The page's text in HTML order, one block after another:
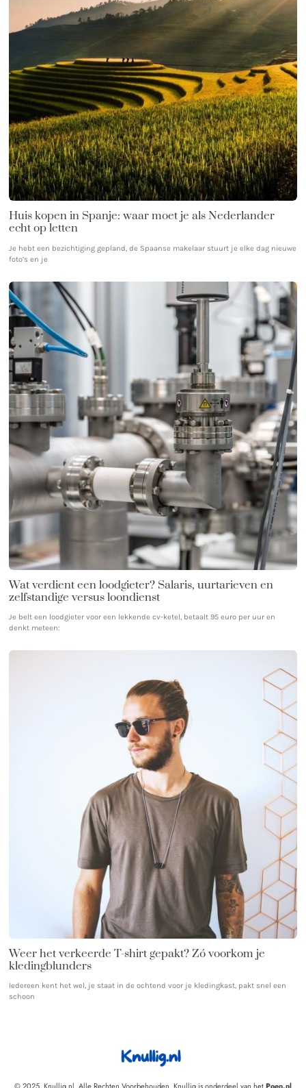
Huis kopen in Spanje: waar moet je als Nederlander
echt op letten
Je hebt een bezichtiging gepland, de Spaanse makelaar stuurt je elke dag nieuwe
foto’s en je
Wat verdient een loodgieter? Salaris, uurtarieven en
zelfstandige versus loondienst
Je belt een loodgieter voor een lekkende cv-ketel, betaalt 95 euro per uur en
denkt meteen:
Weer het verkeerde T-shirt gepakt? Zó voorkom je
kledingblunders
Iedereen kent het wel, je staat in de ochtend voor je kledingkast, pakt snel een
schoon